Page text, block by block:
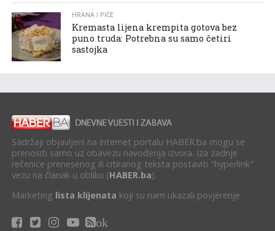
HRANA I PIĆE
Kremasta lijena krempita gotova bez
puno truda: Potrebna su samo četiri
sastojka
Sadržaji objavljeni na internet portalu HABER.ba mogu se
prenositi samo uz obavezu navođenja izvora. Iza zadnje
rečenice prenesenog ili citiranog teksta postaviti "hyperlink"
vezu na članak u obliku (HABER.ba).
Marketing lista klijenata koji su nam ukazali povjerenje.
ok